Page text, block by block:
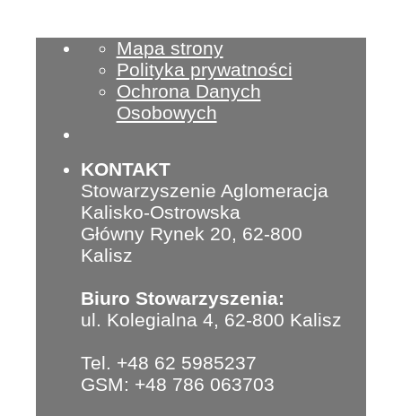
Mapa strony
Polityka prywatności
Ochrona Danych
Osobowych
KONTAKT
Stowarzyszenie Aglomeracja
Kalisko-Ostrowska
Główny Rynek 20, 62-800
Kalisz
Biuro Stowarzyszenia:
ul. Kolegialna 4, 62-800 Kalisz
Tel. +48 62 5985237
GSM: +48 786 063703